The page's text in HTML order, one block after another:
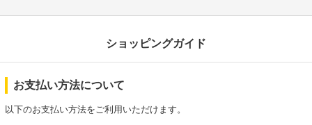
ショッピングガイド
お支払い方法について
以下のお支払い方法をご利用いただけます。